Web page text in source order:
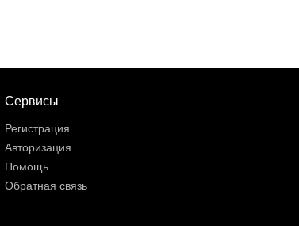
Сервисы
Регистрация
Авторизация
Помощь
Обратная связь